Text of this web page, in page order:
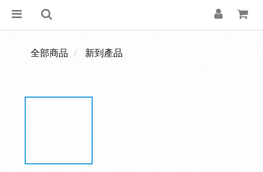
全部商品 新到產品